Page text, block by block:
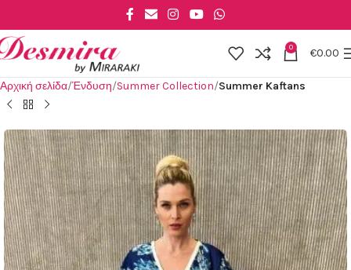
0 €0.00
Αρχική σελίδα Ένδυση Summer Collection Summer Kaftans